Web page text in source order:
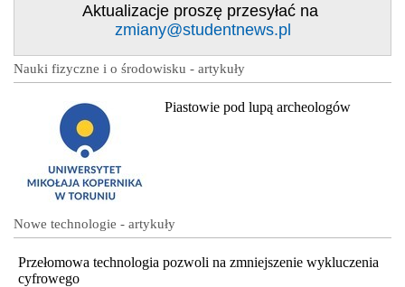
Aktualizacje proszę przesyłać na
zmiany@studentnews.pl
Nauki fizyczne i o środowisku - artykuły
Piastowie pod lupą archeologów
Nowe technologie - artykuły
Przełomowa technologia pozwoli na zmniejszenie wykluczenia
cyfrowego